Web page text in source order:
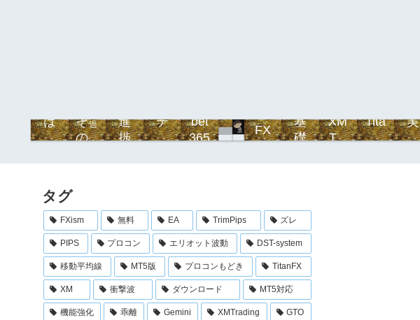
は
じ
そ
の
過
去
進
捗
テ
ク
bet
365
b
e
3
メ
イ
ン
コ
ン
ン
プ
ロ
ィ
FX
基
礎
XM
Tra
Tita
nF
実
践
タグ
FXism 無料 EA TrimPips ズレ
PIPS プロコン エリオット波動 DST-system
移動平均線 MT5版 プロコンもどき TitanFX
XM 衝撃波 ダウンロード MT5対応
機能強化 乖離 Gemini XMTrading GTO